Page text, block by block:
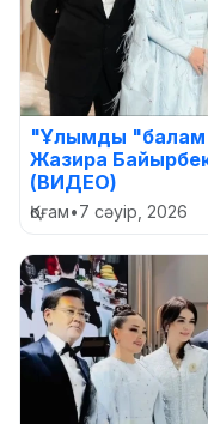
"Ұлымды
Жазира
(ВИДЕО)
Қоғам•7 сәуір, 2026